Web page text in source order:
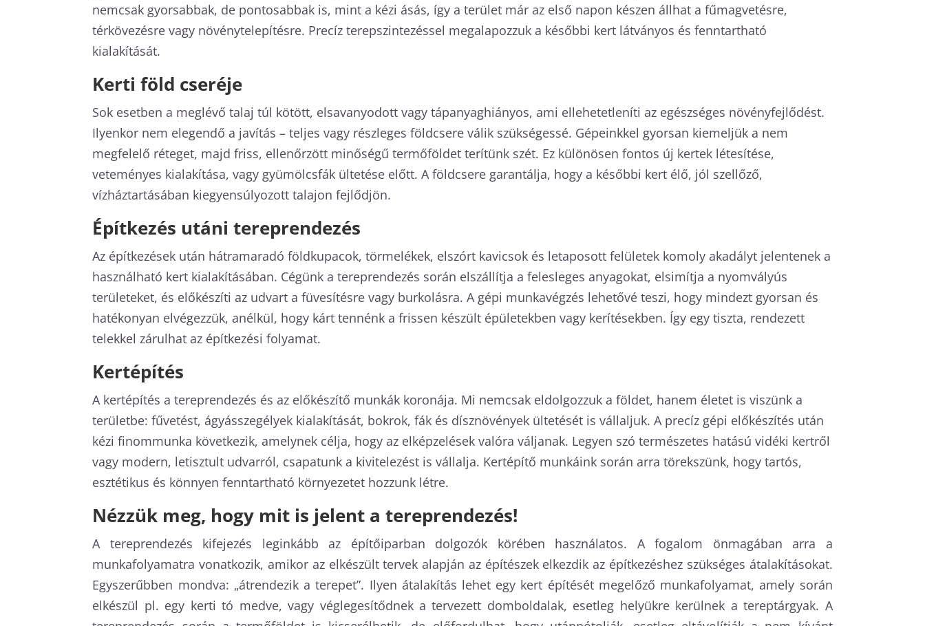
nemcsak gyorsabbak, de pontosabbak is, mint a kézi ásás, így a terület már az első napon készen állhat a fűmagvetésre,
térkövezésre vagy növénytelepítésre. Precíz terepszintezéssel megalapozzuk a későbbi kert látványos és fenntartható
kialakítását.
Kerti föld cseréje
Sok esetben a meglévő talaj túl kötött, elsavanyodott vagy tápanyaghiányos, ami ellehetetleníti az egészséges növényfejlődést.
Ilyenkor nem elegendő a javítás – teljes vagy részleges földcsere válik szükségessé. Gépeinkkel gyorsan kiemeljük a nem
megfelelő réteget, majd friss, ellenőrzött minőségű termőföldet terítünk szét. Ez különösen fontos új kertek létesítése,
veteményes kialakítása, vagy gyümölcsfák ültetése előtt. A földcsere garantálja, hogy a későbbi kert élő, jól szellőző,
vízháztartásában kiegyensúlyozott talajon fejlődjön.
Építkezés utáni tereprendezés
Az építkezések után hátramaradó földkupacok, törmelékek, elszórt kavicsok és letaposott felületek komoly akadályt jelentenek a
használható kert kialakításában. Cégünk a tereprendezés során elszállítja a felesleges anyagokat, elsimítja a nyomvályús
területeket, és előkészíti az udvart a füvesítésre vagy burkolásra. A gépi munkavégzés lehetővé teszi, hogy mindezt gyorsan és
hatékonyan elvégezzük, anélkül, hogy kárt tennénk a frissen készült épületekben vagy kerítésekben. Így egy tiszta, rendezett
telekkel zárulhat az építkezési folyamat.
Kertépítés
A kertépítés a tereprendezés és az előkészítő munkák koronája. Mi nemcsak eldolgozzuk a földet, hanem életet is viszünk a
területbe: fűvetést, ágyásszegélyek kialakítását, bokrok, fák és dísznövények ültetését is vállaljuk. A precíz gépi előkészítés után
kézi finommunka következik, amelynek célja, hogy az elképzelések valóra váljanak. Legyen szó természetes hatású vidéki kertről
vagy modern, letisztult udvarról, csapatunk a kivitelezést is vállalja. Kertépítő munkáink során arra törekszünk, hogy tartós,
esztétikus és könnyen fenntartható környezetet hozzunk létre.
Nézzük meg, hogy mit is jelent a tereprendezés!
A tereprendezés kifejezés leginkább az építőiparban dolgozók körében használatos. A fogalom önmagában arra a
munkafolyamatra vonatkozik, amikor az elkészült tervek alapján az építészek elkezdik az építkezéshez szükséges átalakításokat.
Egyszerűbben mondva: „átrendezik a terepet”. Ilyen átalakítás lehet egy kert építését megelőző munkafolyamat, amely során
elkészül pl. egy kerti tó medve, vagy véglegesítődnek a tervezett domboldalak, esetleg helyükre kerülnek a tereptárgyak. A